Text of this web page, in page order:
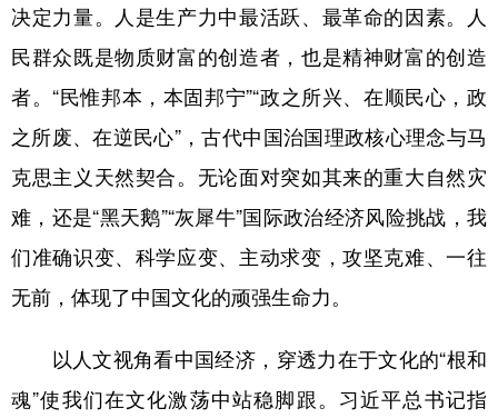
决定力量。人是生产力中最活跃、最革命的因素。人
民群众既是物质财富的创造者，也是精神财富的创造
者。“民惟邦本，本固邦宁”“政之所兴、在顺民心，政
之所废、在逆民心”，古代中国治国理政核心理念与马
克思主义天然契合。无论面对突如其来的重大自然灾
难，还是“黑天鹅”“灰犀牛”国际政治经济风险挑战，我
们准确识变、科学应变、主动求变，攻坚克难、一往
无前，体现了中国文化的顽强生命力。
以人文视角看中国经济，穿透力在于文化的“根和
魂”使我们在文化激荡中站稳脚跟。习近平总书记指